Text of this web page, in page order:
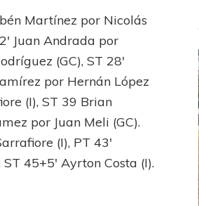
Martínez por Nicolás
Juan Andrada por
(GC), ST 28′
por Hernán López
(I), ST 39 Brian
por Juan Meli (GC).
(I), PT 43′
45+5′ Ayrton Costa (I).